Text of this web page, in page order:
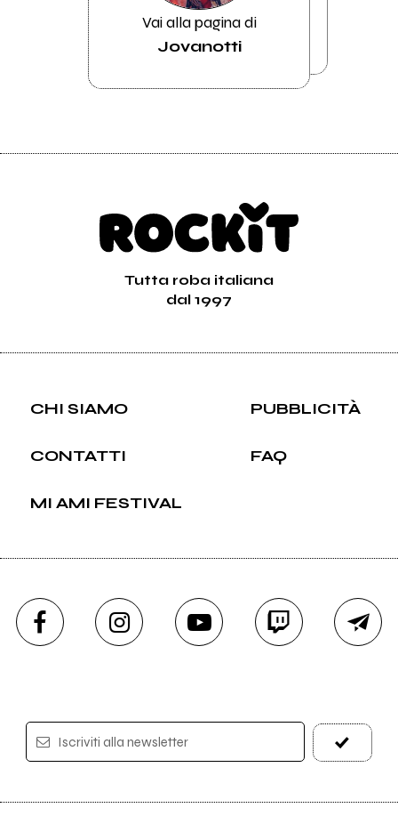
Vai alla pagina di
Jovanotti
Tutta roba italiana
dal 1997
CHI SIAMO PUBBLICITÀ
CONTATTI FAQ
MI AMI FESTIVAL
Iscriviti alla newsletter